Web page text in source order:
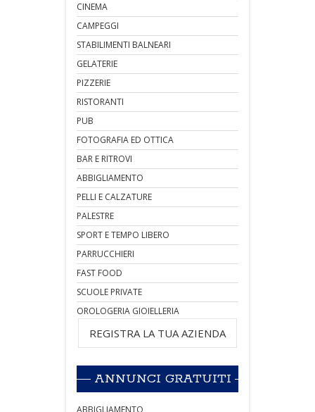
CINEMA
CAMPEGGI
STABILIMENTI BALNEARI
GELATERIE
PIZZERIE
RISTORANTI
PUB
FOTOGRAFIA ED OTTICA
BAR E RITROVI
ABBIGLIAMENTO
PELLI E CALZATURE
PALESTRE
SPORT E TEMPO LIBERO
PARRUCCHIERI
FAST FOOD
SCUOLE PRIVATE
OROLOGERIA GIOIELLERIA
REGISTRA LA TUA AZIENDA
ANNUNCI GRATUITI
ABBIGLIAMENTO